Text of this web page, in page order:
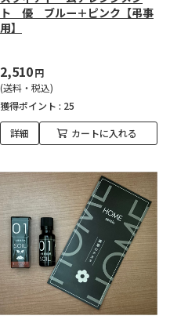
ト 優 ブルー＋ピンク【弔事
用】
2,510円
(送料・税込)
獲得ポイント : 25
詳細 カートに入れる